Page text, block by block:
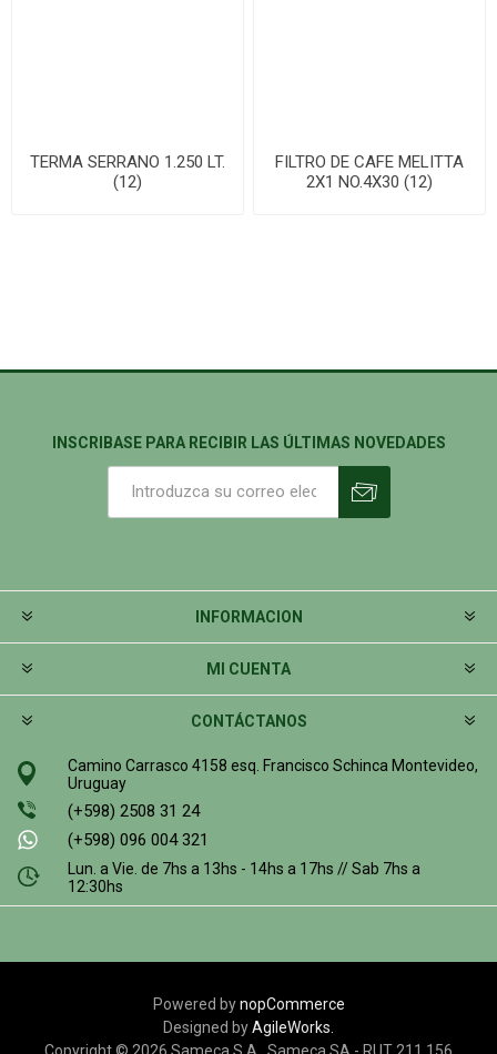
TERMA SERRANO 1.250 LT.
(12)
FILTRO DE CAFE MELITTA
2X1 NO.4X30 (12)
INSCRIBASE PARA RECIBIR LAS ÚLTIMAS NOVEDADES
INFORMACION
MI CUENTA
CONTÁCTANOS
Camino Carrasco 4158 esq. Francisco Schinca Montevideo,
Uruguay
(+598) 2508 31 24
(+598) 096 004 321
Lun. a Vie. de 7hs a 13hs - 14hs a 17hs // Sab 7hs a
12:30hs
Powered bynopCommerce
Designed byAgileWorks.
Copyright © 2026 Sameca S.A.. Sameca SA - RUT 211 156